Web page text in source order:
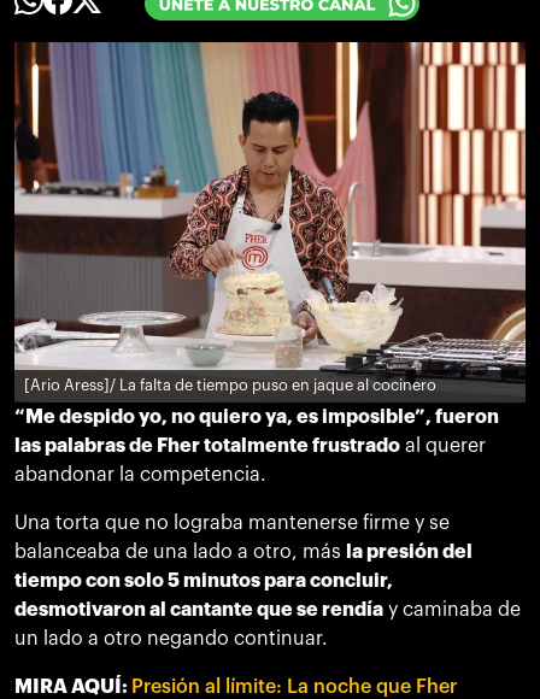
[Ario Aress] / La falta de tiempo puso en jaque al cocinero
“Me despido yo, no quiero ya, es imposible”, fueron
las palabras de Fher totalmente frustrado al querer
abandonar la competencia.
Una torta que no lograba mantenerse firme y se
balanceaba de una lado a otro, más
la presión del
tiempo con solo 5 minutos para concluir,
desmotivaron al cantante que se rendía y caminaba de
un lado a otro negando continuar.
MIRA AQUÍ: Presión al límite: La noche que Fher